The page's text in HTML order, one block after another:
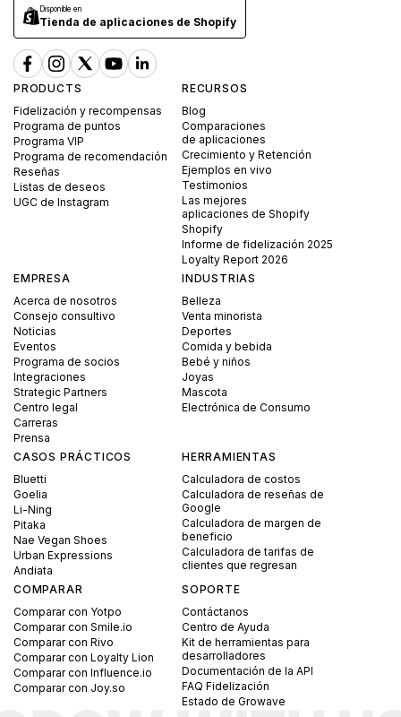
Disponible en
Tienda de aplicaciones de Shopify
PRODUCTS
Fidelización y recompensas
Programa de puntos
Programa VIP
Programa de recomendación
Reseñas
Listas de deseos
UGC de Instagram
RECURSOS
Blog
Comparaciones
de aplicaciones
Crecimiento y Retención
Ejemplos en vivo
Testimonios
Las mejores
aplicaciones de Shopify
Shopify
Informe de fidelización 2025
Loyalty Report 2026
EMPRESA
Acerca de nosotros
Consejo consultivo
Noticias
Eventos
Programa de socios
Integraciones
Strategic Partners
Centro legal
Carreras
Prensa
INDUSTRIAS
Belleza
Venta minorista
Deportes
Comida y bebida
Bebé y niños
Joyas
Mascota
Electrónica de Consumo
CASOS PRÁCTICOS
Bluetti
Goelia
Li-Ning
Pitaka
Nae Vegan Shoes
Urban Expressions
Andiata
HERRAMIENTAS
Calculadora de costos
Calculadora de reseñas de
Google
Calculadora de margen de
beneficio
Calculadora de tarifas de
clientes que regresan
COMPARAR
Comparar con Yotpo
Comparar con Smile.io
Comparar con Rivo
Comparar con Loyalty Lion
Comparar con Influence.io
Comparar con Joy.so
SOPORTE
Contáctanos
Centro de Ayuda
Kit de herramientas para
desarrolladores
Documentación de la API
FAQ Fidelización
Estado de Growave